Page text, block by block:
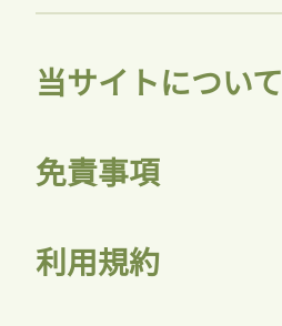
当サイトについて
免責事項
利用規約